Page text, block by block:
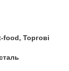
food, Торгові